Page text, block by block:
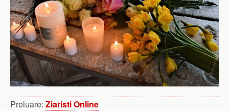
Preluare: Ziaristi Online